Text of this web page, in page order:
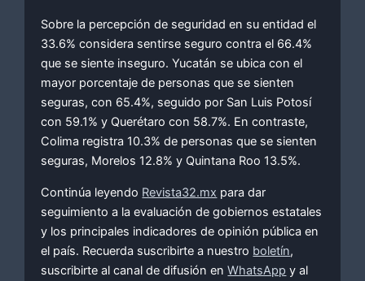
Sobre la percepción de seguridad en su entidad el
33.6% considera sentirse seguro contra el 66.4%
que se siente inseguro. Yucatán se ubica con el
mayor porcentaje de personas que se sienten
seguras, con 65.4%, seguido por San Luis Potosí
con 59.1% y Querétaro con 58.7%. En contraste,
Colima registra 10.3% de personas que se sienten
seguras, Morelos 12.8% y Quintana Roo 13.5%.
Continúa leyendo Revista32.mx para dar
seguimiento a la evaluación de gobiernos estatales
y los principales indicadores de opinión pública en
el país. Recuerda suscribirte a nuestro boletín,
suscribirte al canal de difusión en WhatsApp y al